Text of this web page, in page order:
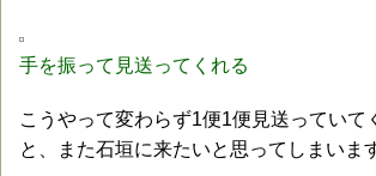
手を振って見送ってくれる
こうやって変わらず1便1便見送っていて
と、また石垣に来たいと思ってしまいま